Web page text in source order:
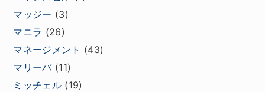
マッジー (3)
マニラ (26)
マネージメント (43)
マリーバ(11)
ミッチェル (19)